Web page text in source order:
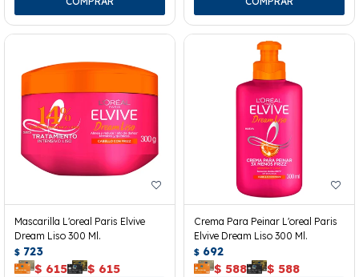
Mascarilla L'oreal Paris Elvive
Dream Liso 300 Ml.
$ 723
$ 615 $ 615
Crema Para Peinar L'oreal Paris
Elvive Dream Liso 300 Ml.
$ 692
$ 588 $ 588